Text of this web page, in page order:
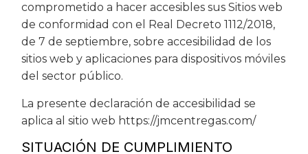
comprometido a hacer accesibles sus Sitios web
de conformidad con el Real Decreto 1112/2018,
de 7 de septiembre, sobre accesibilidad de los
sitios web y aplicaciones para dispositivos móviles
del sector público.
La presente declaración de accesibilidad se
aplica al sitio web https://jmcentregas.com/
SITUACIÓN DE CUMPLIMIENTO